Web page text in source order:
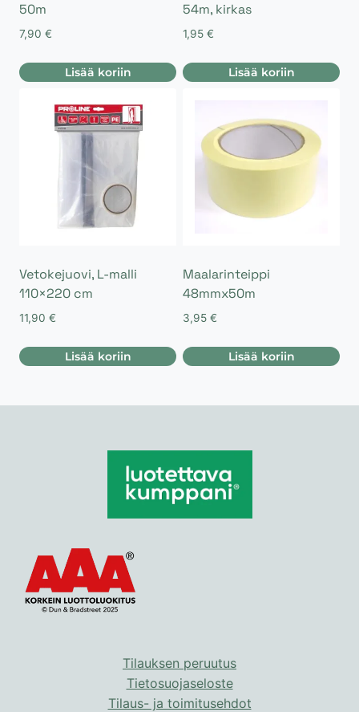
50m
7,90 €
Lisää koriin
54m, kirkas
1,95 €
Lisää koriin
Vetokejuovi, L-malli
110×220 cm
11,90 €
Lisää koriin
Maalarinteippi
48mmx50m
3,95 €
Lisää koriin
Tilauksen peruutus
Tietosuojaseloste
Tilaus- ja toimitusehdot